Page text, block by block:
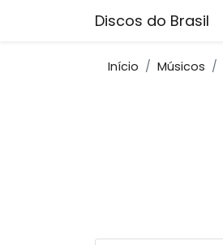
Discos do Brasil
Início Músicos